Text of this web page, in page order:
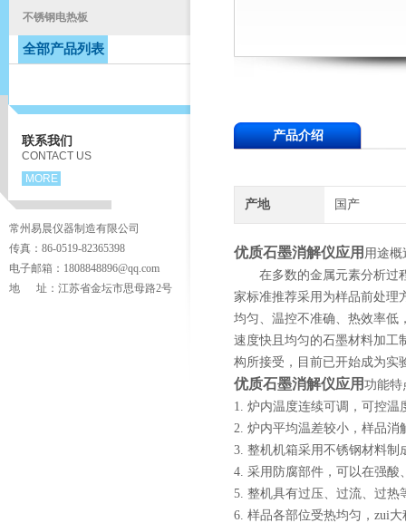
不锈钢电热板
全部产品列表
联系我们
CONTACT US
MORE
常州易晨仪器制造有限公司
传真：86-0519-82365398
电子邮箱：1808848896@qq.com
地 址：江苏省金坛市思母路2号
产品介绍
产地 国产
优质石墨消解仪应用 用途概
在多数的金属元素分析过程
家标准推荐采用为样品前处理
均匀、温控不准确、热效率低
速度快且均匀的石墨材料加工
构所接受，目前已开始成为实
优质石墨消解仪应用 功能特
1. 炉内温度连续可调，可控温
2. 炉内平均温差较小，样品
3. 整机机箱采用不锈钢材料制
4. 采用防腐部件，可以在强酸
5. 整机具有过压、过流、过热
6. 样品各部位受热均匀，zui